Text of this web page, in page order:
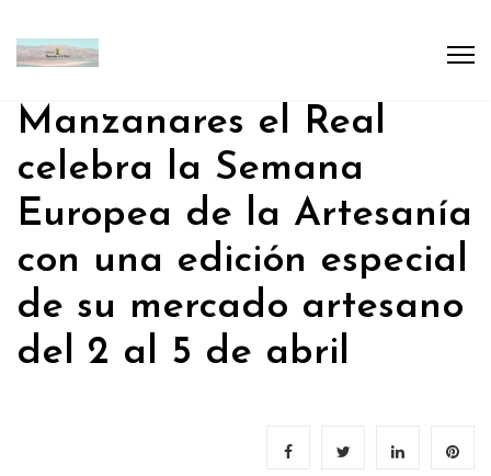
Manzanares el Real
celebra la Semana
Europea de la Artesanía
con una edición especial
de su mercado artesano
del 2 al 5 de abril